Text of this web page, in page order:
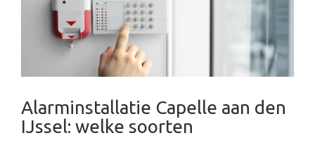
Alarminstallatie Capelle aan den
IJssel: welke soorten